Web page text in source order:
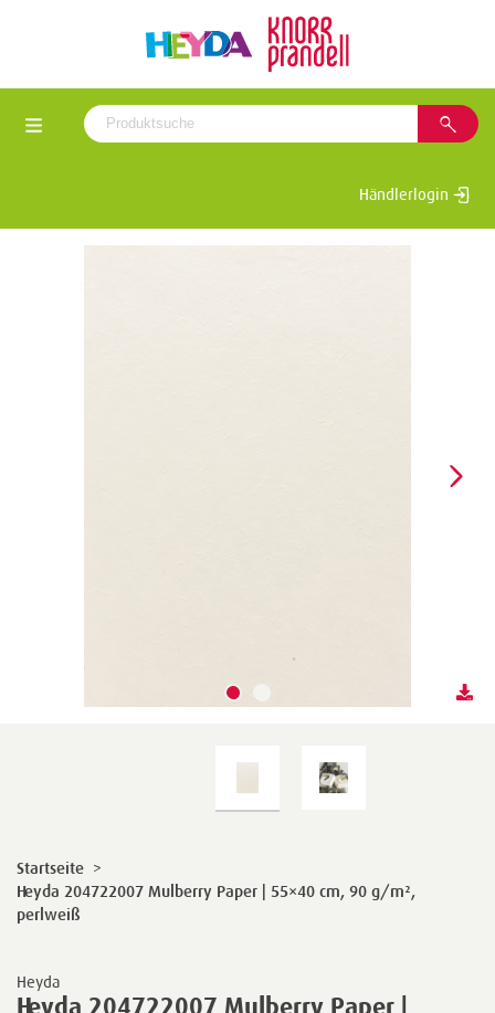
Händlerlogin
Heyda
Heyda 204722007 Mulberry Paper |
Startseite >
Heyda 204722007 Mulberry Paper | 55×40 cm, 90 g/m²,
perlweiß